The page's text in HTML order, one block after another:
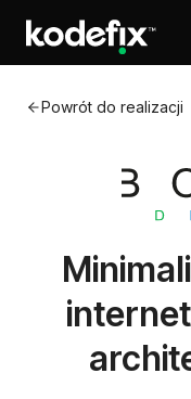
treści
Powrót do realizacji
A Markdown